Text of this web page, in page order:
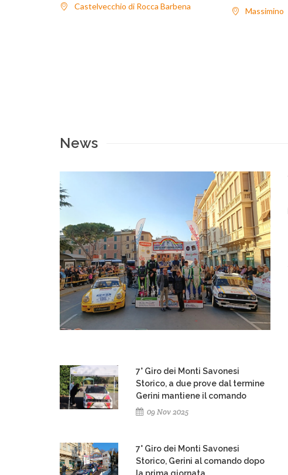
Castelvecchio di Rocca Barbena
Massimino
News
7° Giro dei Monti Savonesi
Storico, a due prove dal termine
Gerini mantiene il comando
09 Nov 2025
7° Giro dei Monti Savonesi
Storico, Gerini al comando dopo